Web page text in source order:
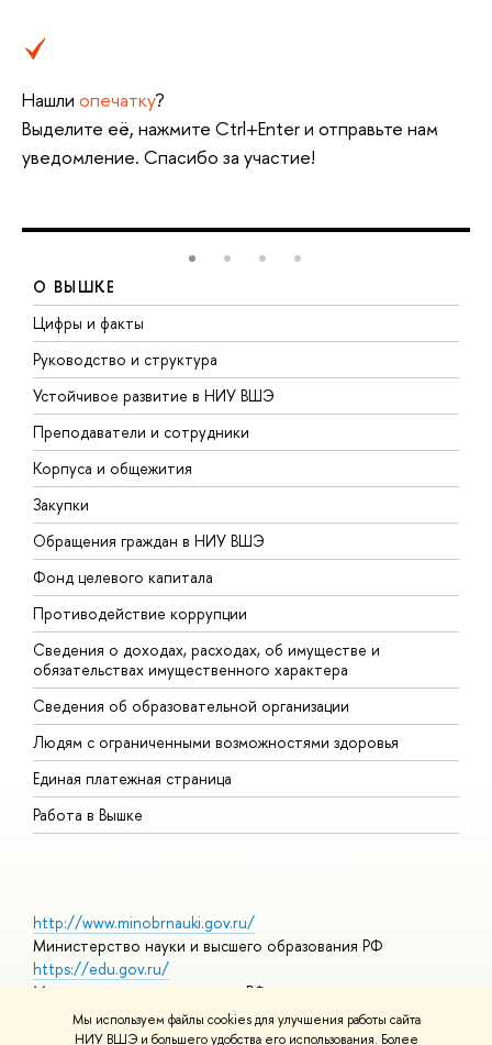
Мы используем файлы cookies для улучшения работы сайта
НИУ ВШЭ и большего удобства его использования. Более
Нашли опечатку?
Выделите её, нажмите Ctrl+Enter и отправьте нам
уведомление. Спасибо за участие!
О ВЫШКЕ
Цифры и факты
Руководство и структура
Устойчивое развитие в НИУ ВШЭ
Преподаватели и сотрудники
Корпуса и общежития
Закупки
Обращения граждан в НИУ ВШЭ
Фонд целевого капитала
Противодействие коррупции
Сведения о доходах, расходах, об имуществе и
обязательствах имущественного характера
Сведения об образовательной организации
Людям с ограниченными возможностями здоровья
Единая платежная страница
Работа в Вышке
http://www.minobrnauki.gov.ru/
Министерство науки и высшего образования РФ
https://edu.gov.ru/
Министерство просвещения РФ
https://elearning.hse.ru/mooc
Массовые открытые онлайн-курсы